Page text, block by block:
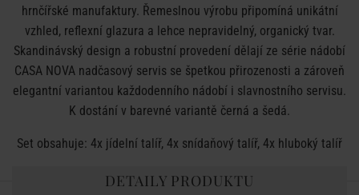
hrnčířské manufaktury. Řemeslnou výrobu připomíná unikátní
vzhled, reflexní glazura a lehce nepravidelný, organický tvar.
Skandinávský design a robustní provedení dělají ze série nádobí
CASA NOVA nadčasový servis se špetkou přirozenosti a zároveň
elegantní variantou každodenního nádobí i slavnostního servisu.
K dostání v barevné variantě černá a šedá.
Set obsahuje: 4x jídelní talíř, 4x snídaňový talíř, 4x hluboký talíř
DETAILY PRODUKTU